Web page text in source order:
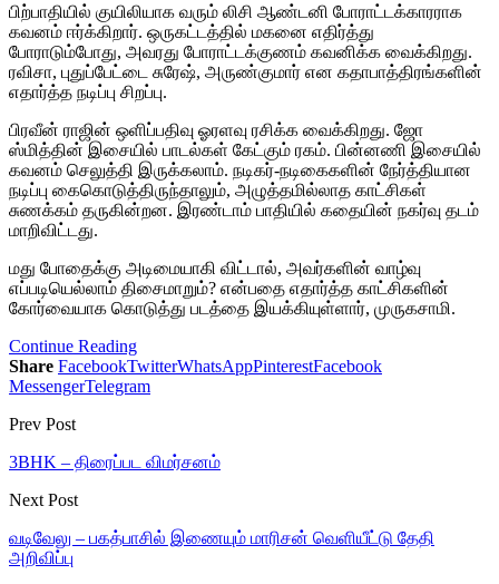
பிற்பாதியில் குயிலியாக வரும் லிசி ஆண்டனி போராட்டக்காரராக
கவனம் ஈர்க்கிறார். ஒருகட்டத்தில் மகனை எதிர்த்து
போராடும்போது, அவரது போராட்டக்குணம் கவனிக்க வைக்கிறது.
ரவிசா, புதுப்பேட்டை சுரேஷ், அருண்குமார் என கதாபாத்திரங்களின்
எதார்த்த நடிப்பு சிறப்பு.
பிரவீன் ராஜின் ஒளிப்பதிவு ஓரளவு ரசிக்க வைக்கிறது. ஜோ
ஸ்மித்தின் இசையில் பாடல்கள் கேட்கும் ரகம். பின்னணி இசையில்
கவனம் செலுத்தி இருக்கலாம். நடிகர்-நடிகைகளின் நேர்த்தியான
நடிப்பு கைகொடுத்திருந்தாலும், அழுத்தமில்லாத காட்சிகள்
சுணக்கம் தருகின்றன. இரண்டாம் பாதியில் கதையின் நகர்வு தடம்
மாறிவிட்டது.
மது போதைக்கு அடிமையாகி விட்டால், அவர்களின் வாழ்வு
எப்படியெல்லாம் திசைமாறும்? என்பதை எதார்த்த காட்சிகளின்
கோர்வையாக கொடுத்து படத்தை இயக்கியுள்ளார், முருகசாமி.
Continue Reading
Share FacebookTwitterWhatsAppPinterestFacebook
MessengerTelegram
Prev Post
3BHK – திரைப்பட விமர்சனம்
Next Post
வடிவேலு – பகத்பாசில் இணையும் மாரிசன் வெளியீட்டு தேதி
அறிவிப்பு